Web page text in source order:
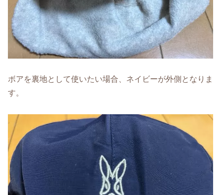
ボアを裏地として使いたい場合、ネイビーが外側となりま
す。